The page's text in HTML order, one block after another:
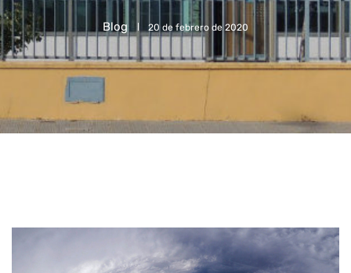
Blog 20 de febrero de 2020